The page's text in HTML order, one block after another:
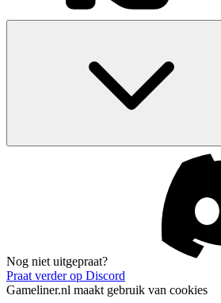
Nog niet uitgepraat?
Praat verder op Discord
Gameliner.nl maakt gebruik van cookies